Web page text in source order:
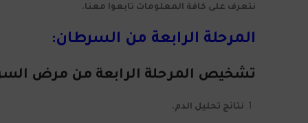
نتعرف على كافة المعلومات تابعوا معنا.
المرحلة الرابعة من السرطان:
تشخيص المرحلة الرابعة من مرض
نتائج تحليل الدم.